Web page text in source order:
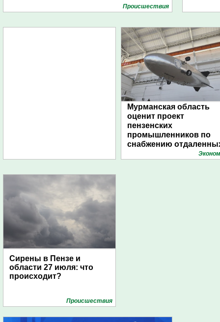
Проиcшествия
Мурманская область
оценит проект
пензенских
промышленников по
снабжению
поселений с помощью
Сирены в Пензе и
области 27 июля: что
происходит?
Проиcшествия